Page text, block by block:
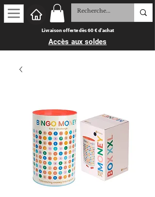
Livraison offerte dès 60 € d'achat
Accès aux soldes